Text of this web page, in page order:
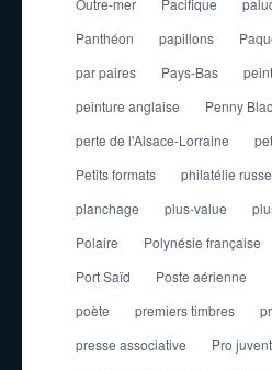
Outre-mer Pacifique
Panthéon
papillons
par paires
Pays-Bas
peinture anglaise
Penny
perte de l'Alsace-Lorraine
Petits formats
philatélie russe
planchage
plus-value
Polaire
Polynésie française
Port Saïd
Poste aérienne
poète
premiers timbres
presse associative
Pro